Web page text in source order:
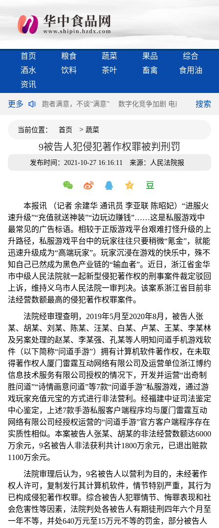
首页 粮食 蔬菜 果品
综合
酒水
饮料 茶叶 畜禽
食用油
资讯
更多
半个世纪 跑者满意，不谈“满意” 数字化竞争加剧 电商领域构建第
搜索
当前位置： 首页 > 蔬菜
9被告人犯侵犯著作权罪被判刑罚
发布时间：2021-10-27 16:16:11 来源：人民法院报
本报讯 （记者 余建华 通讯员 李亚联 陈昭妃）“进服火
速升级”“充值就送神装”“边玩边赚钱”……这是私服游戏中
最常见的广告标语。相较于正版游戏平台艰难打怪升级的上
升路径，私服游戏平台中的玩家往往只要稍微“氪金”，就能
迅速升级成为“高端玩家”。玩家沉浸在游戏的快乐中，殊不
知自己已然成为黑色产业链的“输血者”。近日，浙江省金华
市中级人民法院就一起新型侵犯著作权的刑事案件裁定驳回
上诉，维持义乌市人民法院一审判决。该案系浙江省目前非
法经营数额最高的侵犯著作权罪案件。
法院经审理查明，2019年5月至2020年8月，被告人张
某、胡某、刘某、陈某、汪某、白某、卢某、王某、李某林
及另案处理的赵某、李某强、孔某等人明知问道手机游戏软
件（以下简称“问道手游”）拥有计算机软件著作权，在未取
得著作权人厦门雷霆互动网络有限公司及运营单位浙江博约
信息技术服务有限公司授权的情况下，开发并运营“出奇制
胜问道”“诗情画意问道”等7款“问道手游”私服游戏，通过游
戏玩家充值元宝的方式进行非法营利。经福建中证司法鉴定
中心鉴定，上述7款手游私服客户端程序均与厦门雷霆互动
网络有限公司经授权运营的“问道手游”官方客户端程序存在
实质性相似。本案被告人张某、胡某的非法经营数额达6000
万余元，9名被告人非法获利共计1800万余元，已退出赃款
1100万余元。
法院审理后认为，9名被告人以营利为目的，未经著作
权人许可，复制发行其计算机软件，情节特别严重，其行为
已构成侵犯著作权罪。综合被告人犯罪情节、悔罪表现和社
会危害性等因素，法院判处各被告人有期徒刑四年六个月至
一年不等，并处640万元至15万元不等的罚金，部分被告人